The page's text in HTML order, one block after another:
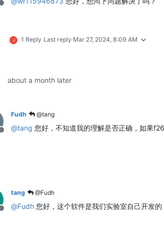
Offline
J 1 Reply Last reply Mar 27, 2024, 8:09 AM
about a month later
Offline
Fudh @tang
@tang 您好，不知道我的理解是否正确，如果
Offline
tang @Fudh
@Fudh 您好，这个软件是我们实验室自己开发的